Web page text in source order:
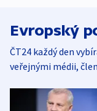
Evropský
ČT24 každý den
veřejnými médii,